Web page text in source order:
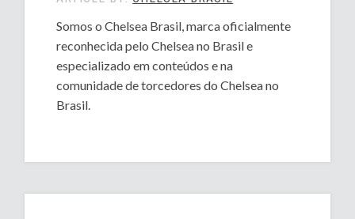
Somos o Chelsea Brasil, marca oficialmente
reconhecida pelo Chelsea no Brasil e
especializado em conteúdos e na
comunidade de torcedores do Chelsea no
Brasil.